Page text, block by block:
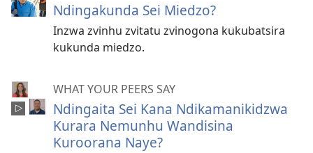
Ndingakunda Sei Miedzo?
Inzwa zvinhu zvitatu zvinogona kukubatsira
kukunda miedzo.
WHAT YOUR PEERS SAY
Ndingaita Sei Kana Ndikamanikidzwa
Kurara Nemunhu Wandisina
Kuroorana Naye?